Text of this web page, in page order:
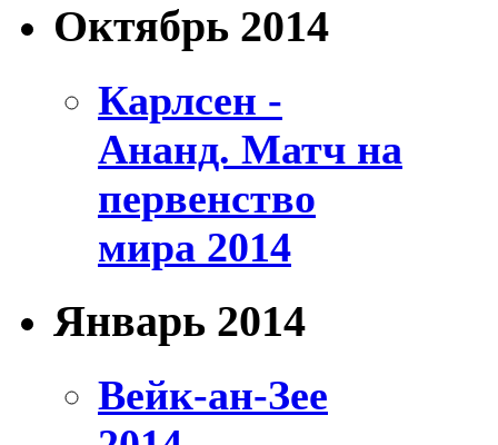
Октябрь 2014
Карлсен -
Ананд. Матч на
первенство
мира 2014
Январь 2014
Вейк-ан-Зее